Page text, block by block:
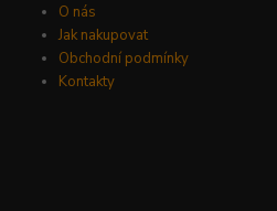
O nás
Jak nakupovat
Obchodní podmínky
Kontakty